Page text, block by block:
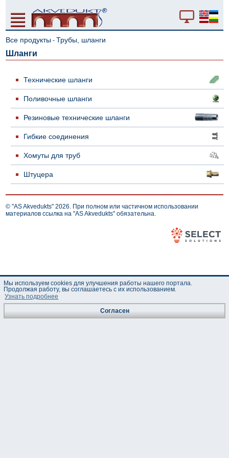
Все продукты - Трубы, шланги
Шланги
Технические шланги
Поливочные шланги
Резиновые технические шланги
Гибкие соединения
Хомуты для труб
Штуцера
© "AS Akvedukts" 2026. При полном или частичном использовании
материалов ссылка на "AS Akvedukts" обязательна.
Мы используем cookies для улучшения работы нашего портала.
Продолжая работу, вы соглашаетесь с их использованием.
Узнать подробнее
Согласен